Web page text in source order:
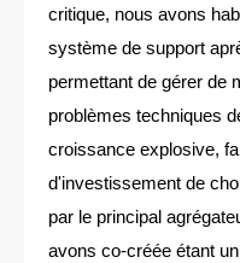
critique, nous avons
système de support
permettant de gérer de
problèmes techniques
croissance explosive,
d'investissement de
par le principal
avons co-créée étant